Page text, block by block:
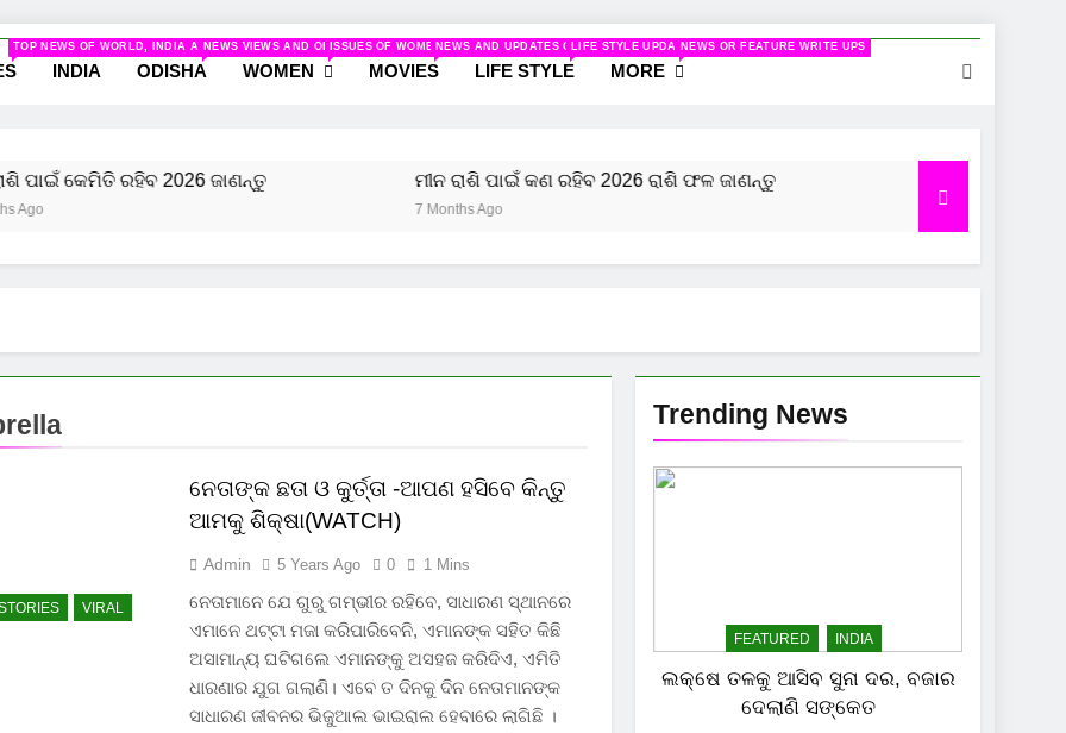
And Women
TOP NEWS OF WORLD, INDIA AND ODISHA
INDIA ODISHA
NEWS VIEWS AND ODISHA
WOMEN
ISSUES OF WOMEN AND NEWS RELATED TO WOMEN
MOVIES
NEWS AND UPDATES ON CINEMA
LIFE STYLE
LIFE STYLE UPDATES
MORE
NEWS OR FEATURE WRITE UPS
କେମିତି ରହିବ 2026 ଜାଣନ୍ତୁ ମୀନ ରାଶି ପାଇଁ କଣ ରହିବ 2026 ରାଶି ଫଳ ଜାଣନ୍ତୁ
7 Months Ago 7 Months Ago
VIRAL
ନେତାଙ୍କ ଛତା ଓ କୁର୍ତ୍ତା -ଆପଣ ହସିବେ କିନ୍ତୁ
ଆମକୁ ଶିକ୍ଷା(WATCH)
Admin 5 Years Ago 0 1 Mins
ନେତାମାନେ ଯେ ଗୁରୁ ଗମ୍ଭୀର ରହିବେ, ସାଧାରଣ ସ୍ଥାନରେ
ଏମାନେ ଥଟ୍ଟା ମଜା କରିପାରିବେନି, ଏମାନଙ୍କ ସହିତ କିଛି
ଅସାମାନ୍ୟ ଘଟିଗଲେ ଏମାନଙ୍କୁ ଅସହଜ କରିଦିଏ, ଏମିତି
ଧାରଣାର ଯୁଗ ଗଲାଣି। ଏବେ ତ ଦିନକୁ ଦିନ ନେତାମାନଙ୍କ
ସାଧାରଣ ଜୀବନର ଭିଜୁଆଲ ଭାଇରାଲ ହେବାରେ ଲାଗିଛି ।
Trending News
FEATURED INDIA
ଲକ୍ଷେ ତଳକୁ ଆସିବ ସୁନା ଦର, ବଜାର
ଦେଲାଣି ସଙ୍କେତ